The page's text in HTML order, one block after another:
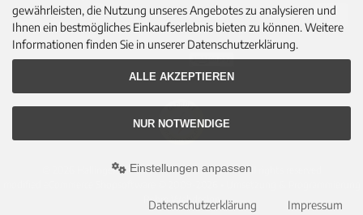
© 2026 Hallingers Genuss Manufaktur GmbH • All rights reserved
Rehm Webdesign
gewährleisten, die Nutzung unseres Angebotes zu analysieren und
Ihnen ein bestmögliches Einkaufserlebnis bieten zu können. Weitere
Informationen finden Sie in unserer Datenschutzerklärung.
ALLE AKZEPTIEREN
NUR NOTWENDIGE
Einstellungen anpassen
Datenschutzerklärung Impressum